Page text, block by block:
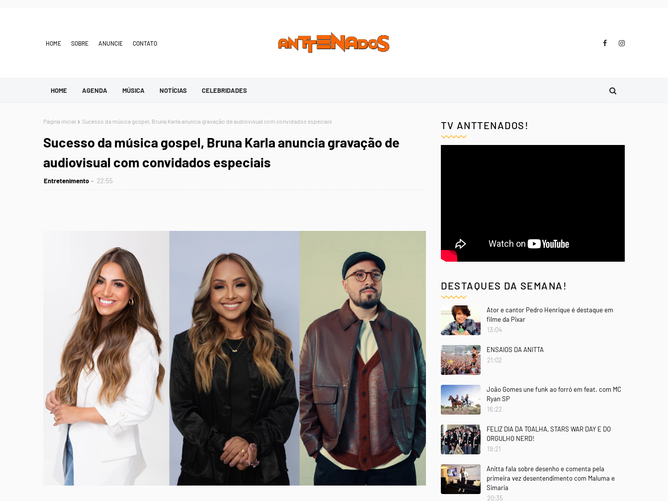
HOME SOBRE ANUNCIE CONTATO
HOME AGENDA MÚSICA NOTÍCIAS CELEBRIDADES
Página inicial Sucesso da música gospel, Bruna Karla anuncia gravação de audiovisual com convidados especiais
Sucesso da música gospel, Bruna Karla anuncia gravação de
audiovisual com convidados especiais
Entretenimento 22:55
TV ANTTENADOS!
DESTAQUES DA SEMANA!
Ator e cantor Pedro Henrique é destaque em
filme da Pixar
13:04
ENSAIOS DA ANITTA
21:02
João Gomes une funk ao forró em feat. com MC
Ryan SP
16:22
FELIZ DIA DA TOALHA, STARS WAR DAY E DO
ORGULHO NERD!
19:21
Anitta fala sobre desenho e comenta pela
primeira vez desentendimento com Maluma e
Simaria
20:35